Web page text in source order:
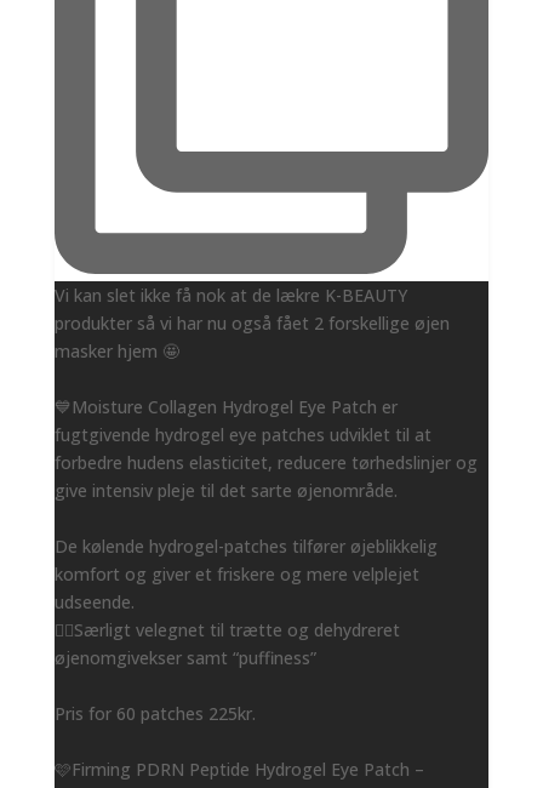
Vi kan slet ikke få nok at de lækre K-BEAUTY
produkter så vi har nu også fået 2 forskellige øjen
masker hjem 🤩
💙Moisture Collagen Hydrogel Eye Patch er
fugtgivende hydrogel eye patches udviklet til at
forbedre hudens elasticitet, reducere tørhedslinjer og
give intensiv pleje til det sarte øjenområde.
De kølende hydrogel-patches tilfører øjeblikkelig
komfort og giver et friskere og mere velplejet
udseende.
👌🏻Særligt velegnet til trætte og dehydreret
øjenomgivekser samt “puffiness”
Pris for 60 patches 225kr.
🩷Firming PDRN Peptide Hydrogel Eye Patch –